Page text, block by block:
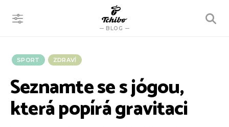
BLOG
VYHLEDÁVÁNÍ
SPORT ZDRAVÍ
Seznamte se s jógou,
která popírá gravitaci